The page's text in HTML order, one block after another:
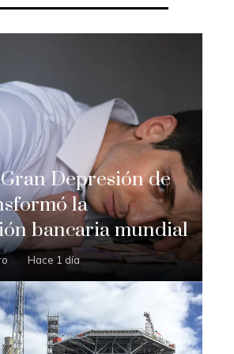
Depresión de
la
bancaria mundial
Hace 1 día